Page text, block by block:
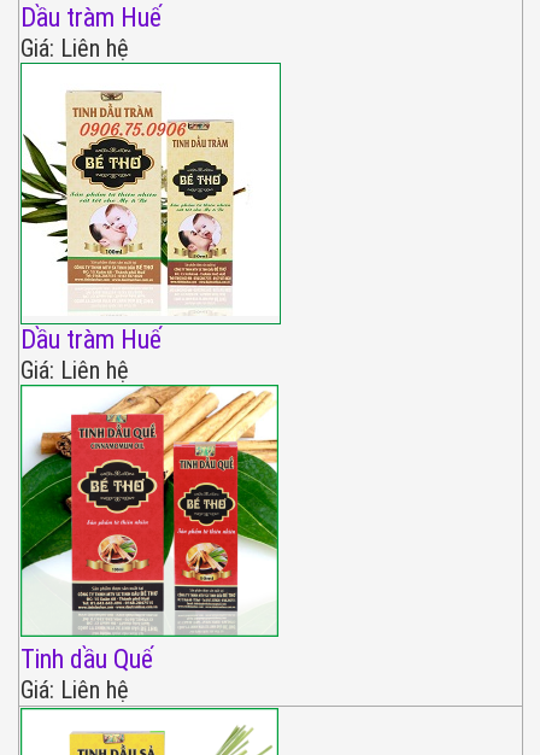
Dầu tràm Huế
Giá: Liên hệ
Dầu tràm Huế
Giá: Liên hệ
Tinh dầu Quế
Giá: Liên hệ